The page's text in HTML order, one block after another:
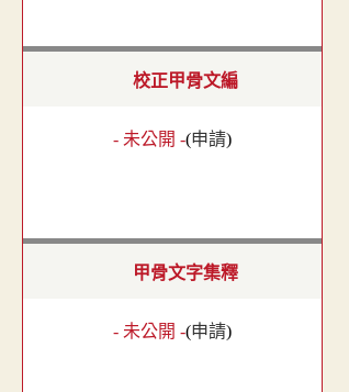
校正甲骨文編
- 未公開 -(申請)
甲骨文字集釋
- 未公開 -(申請)